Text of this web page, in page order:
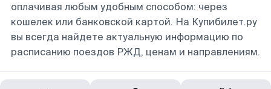
оплачивая любым удобным способом: через
кошелек или банковской картой. На Купибилет.ру
вы всегда найдете актуальную информацию по
расписанию поездов РЖД, ценам и направлениям.